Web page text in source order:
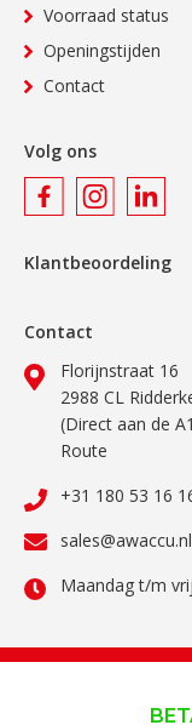
Voorraad status
Openingstijden
Contact
Volg ons
Klantbeoordeling
Contact
Florijnstraat 16
2988 CL
(Direct aan de
Route
+31 180 53 16
sales@awaccu.nl
Maandag t/m